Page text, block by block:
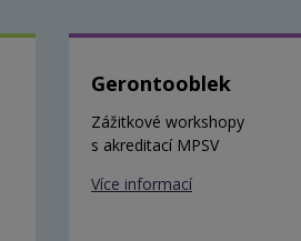
Gerontooblek
Zážitkové workshopy
s akreditací MPSV
Více informací